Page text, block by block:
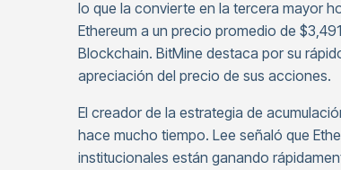
lo que la convierte en la tercera mayor
Ethereum a un precio promedio de
Blockchain. BitMine destaca por su
apreciación del precio de sus acciones.
El creador de la estrategia de
hace mucho tiempo. Lee señaló que
institucionales están ganando